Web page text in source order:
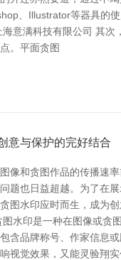
、Illustrator等器具的
意满科技有限公司 其次
。平面贪图
意与保护的完好结合
像和贪图作品的传播速
题也日益超越。为了在
图水印应时而生，成为
图水印是一种在图像或贪
含品牌称号、作家信息
视觉效果，又能灵验翔